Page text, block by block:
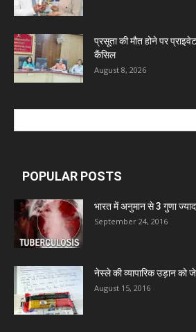
Marxx Pharma
Mcneil & Argus Pharmaceuticals
Admac Group Companies
Deep Shree Pharmaceuticals
प्रसूता की मौत होने पर
कैंसिल
August 8, 2026
POPULAR POSTS
भारत में अनुमान से 3 गुणा ज्यादा
September 24, 2016
नेस्ले की व्यापारिक उड़ान
August 15, 2016